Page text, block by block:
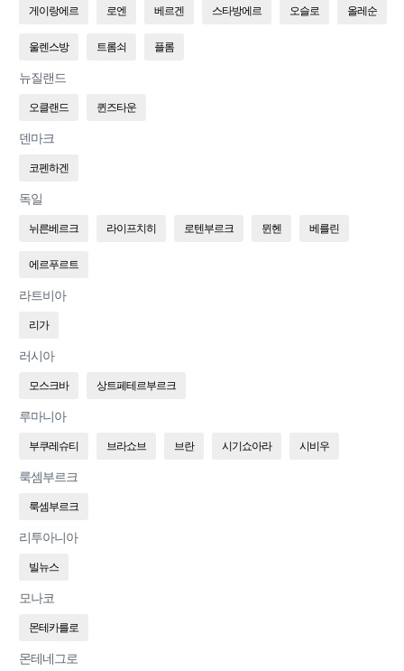
게이랑에르 로엔 베르겐 스타방에르 오슬로 올레순
울렌스방 트롬쇠 플롬
뉴질랜드
오클랜드 퀸즈타운
덴마크
코펜하겐
독일
뉘른베르크 라이프치히 로텐부르크 뮌헨 베를린
에르푸르트
라트비아
리가
러시아
모스크바 상트페테르부르크
루마니아
부쿠레슈티 브라쇼브 브란 시기쇼아라 시비우
룩셈부르크
룩셈부르크
리투아니아
빌뉴스
모나코
몬테카를로
몬테네그로